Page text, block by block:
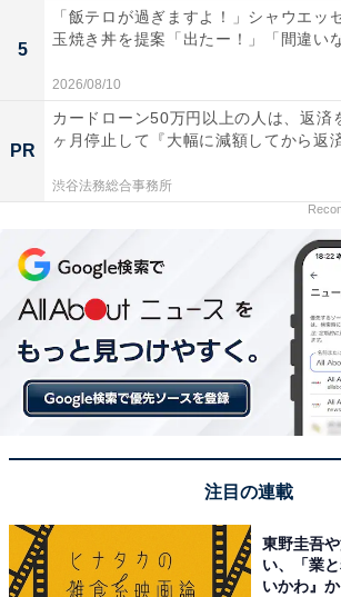
「ザ・ガトークリーム コーヒー&
はコーヒー感が強め
5
「飯テロが過ぎますよ！」シャウエッ
玉焼き丼を提案「出たー！」「間違い
2026/08/10
PR
カードローン50万円以上の人は、返済
ヶ月停止して『大幅に減額してから返
渋谷法務総合事務所
注目の連載
東野圭吾
い、「業
いかわ』